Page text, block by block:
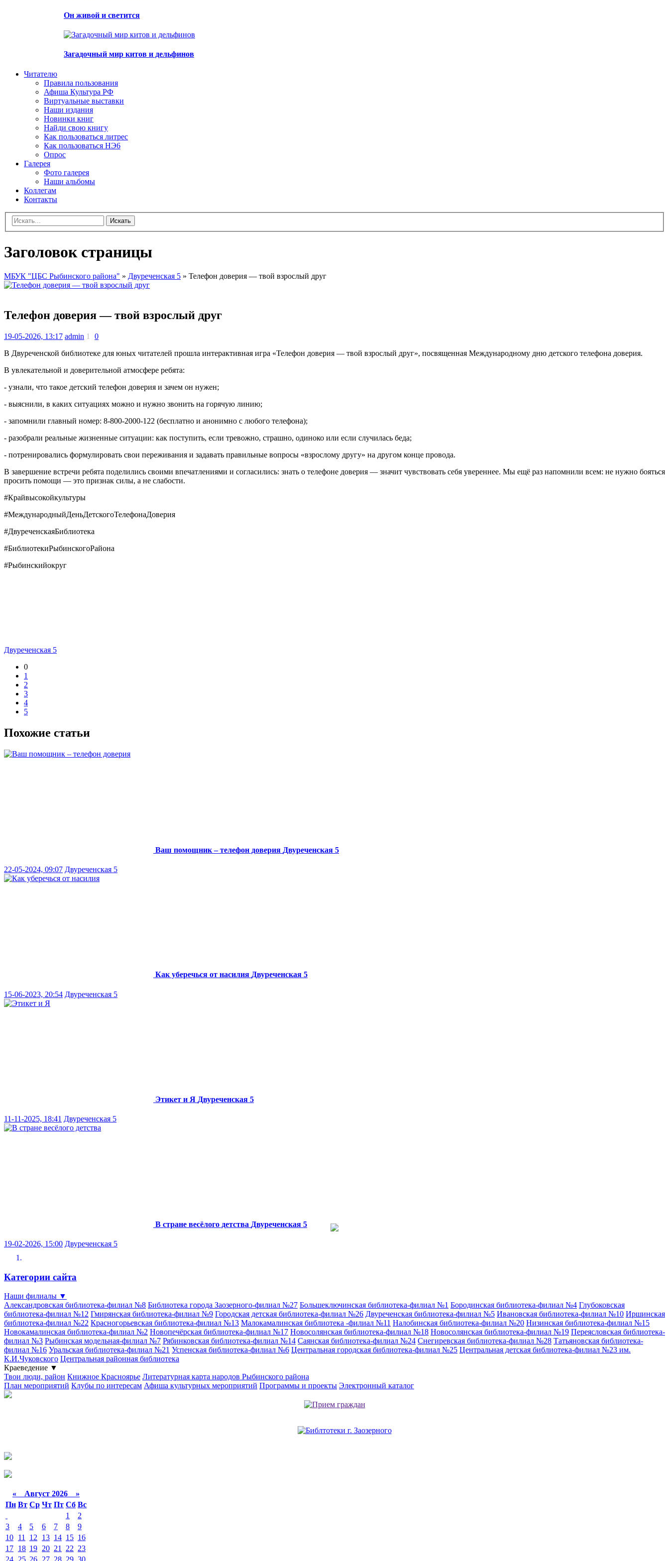
Он живой и светится
Загадочный мир китов и дельфинов
Читателю
Правила пользования
Афиша Культура РФ
Виртуальные выставки
Наши издания
Новинки книг
Найди свою книгу
Как пользоваться литрес
Как пользоваться НЭ6
Опрос
Галерея
Фото галерея
Наши альбомы
Коллегам
Контакты
Искать
Заголовок страницы
МБУК "ЦБС Рыбинского района" » Двуреченская 5 » Телефон доверия — твой взрослый друг
Телефон доверия — твой взрослый друг
19-05-2026, 13:17 admin 1
0
В Двуреченской библиотеке для юных читателей прошла интерактивная игра «Телефон доверия — твой взрослый друг», посвященная Международному дню детского телефона доверия.
В увлекательной и доверительной атмосфере ребята:
- узнали, что такое детский телефон доверия и зачем он нужен;
- выяснили, в каких ситуациях можно и нужно звонить на горячую линию;
- запомнили главный номер: 8‑800‑2000‑122 (бесплатно и анонимно с любого телефона);
- разобрали реальные жизненные ситуации: как поступить, если тревожно, страшно, одиноко или если случилась беда;
- потренировались формулировать свои переживания и задавать правильные вопросы «взрослому другу» на другом конце провода.
В завершение встречи ребята поделились своими впечатлениями и согласились: знать о телефоне доверия — значит чувствовать себя увереннее. Мы ещё раз напомнили всем: не нужно бояться
просить помощи — это признак силы, а не слабости.
#Крайвысокойкультуры
#МеждународныйДеньДетскогоТелефонаДоверия
#ДвуреченскаяБиблиотека
#БиблиотекиРыбинскогоРайона
#Рыбинскийокруг
Двуреченская 5
0
1
2
3
4
5
Похожие статьи
Ваш помощник – телефон доверия Двуреченская 5
22-05-2024, 09:07 Двуреченская 5
Как уберечься от насилия Двуреченская 5
15-06-2023, 20:54 Двуреченская 5
Этикет и Я Двуреченская 5
11-11-2025, 18:41 Двуреченская 5
В стране весёлого детства Двуреченская 5
19-02-2026, 15:00 Двуреченская 5
Категории сайта
Наши филиалы ▼
Александровская библиотека-филиал №8 Библиотека города Заозерного-филиал №27 Большеключинская библиотека-филиал №1 Бородинская библиотека-филиал №4 Глубоковская
библиотека-филиал №12 Гмирянская библиотека-филиал №9 Городская детская библиотека-филиал №26 Двуреченская библиотека-филиал №5 Ивановская библиотека-филиал №10 Иршинская
библиотека-филиал №22 Красногорьевская библиотека-филиал №13 Малокамалинская библиотека -филиал №11 Налобинская библиотека-филиал №20 Низинская библиотека-филиал №15
Новокамалинская библиотека-филиал №2 Новопечёрская библиотека-филиал №17 Новосолянская библиотека-филиал №18 Новосолянская библиотека-филиал №19 Переясловская библиотека-
филиал №3 Рыбинская модельная-филиал №7 Рябинковская библиотека-филиал №14 Саянская библиотека-филиал №24 Снегиревская библиотека-филиал №28 Татьяновская библиотека-
филиал №16 Уральская библиотека-филиал №21 Успенская библиотека-филиал №6 Центральная городская библиотека-филиал №25 Центральная детская библиотека-филиал №23 им.
К.И.Чуковского Центральная районная библиотека
Краеведение ▼
Твои люди, район Книжное Красноярье Литературная карта народов Рыбинского района
План мероприятий Клубы по интересам Афиша культурных мероприятий Программы и проекты Электронный каталог
« Август 2026 »
Пн Вт Ср Чт Пт Сб Вс
1
2
3
4 5 6 7 8
9
10 11 12 13 14 15 16
17 18 19 20 21 22 23